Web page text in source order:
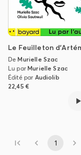
Le Feuilleton
DeMurielle Szac
Lu parMurielle Szac
Édité par Audiolib
22,45 €
1